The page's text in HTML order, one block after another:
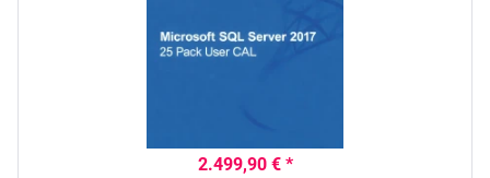
2.499,90 € *